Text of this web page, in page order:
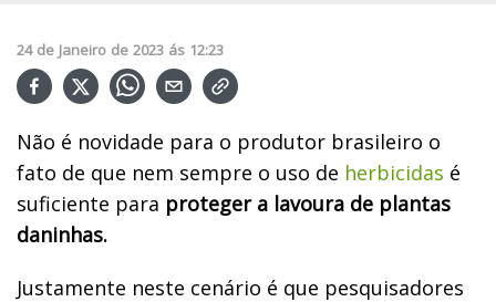
24 de Janeiro de 2023 ás 12:23
Não é novidade para o produtor brasileiro o
fato de que nem sempre o uso de herbicidas é
suficiente para proteger a lavoura de plantas
daninhas.
Justamente neste cenário é que pesquisadores